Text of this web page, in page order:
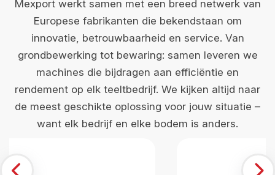
Mexport werkt samen met een breed netwerk van
Europese fabrikanten die bekendstaan om
innovatie, betrouwbaarheid en service. Van
grondbewerking tot bewaring: samen leveren we
machines die bijdragen aan efficiëntie en
rendement op elk teeltbedrijf. We kijken altijd naar
de meest geschikte oplossing voor jouw situatie –
want elk bedrijf en elke bodem is anders.